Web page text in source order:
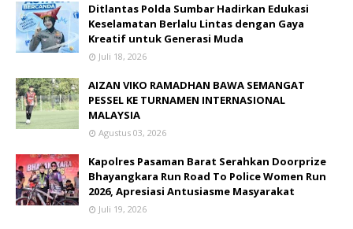
Ditlantas Polda Sumbar Hadirkan Edukasi
Keselamatan Berlalu Lintas dengan Gaya
Kreatif untuk Generasi Muda
Juli 18, 2026
AIZAN VIKO RAMADHAN BAWA SEMANGAT
PESSEL KE TURNAMEN INTERNASIONAL
MALAYSIA
Agustus 03, 2026
Kapolres Pasaman Barat Serahkan Doorprize
Bhayangkara Run Road To Police Women Run
2026, Apresiasi Antusiasme Masyarakat
Juli 19, 2026